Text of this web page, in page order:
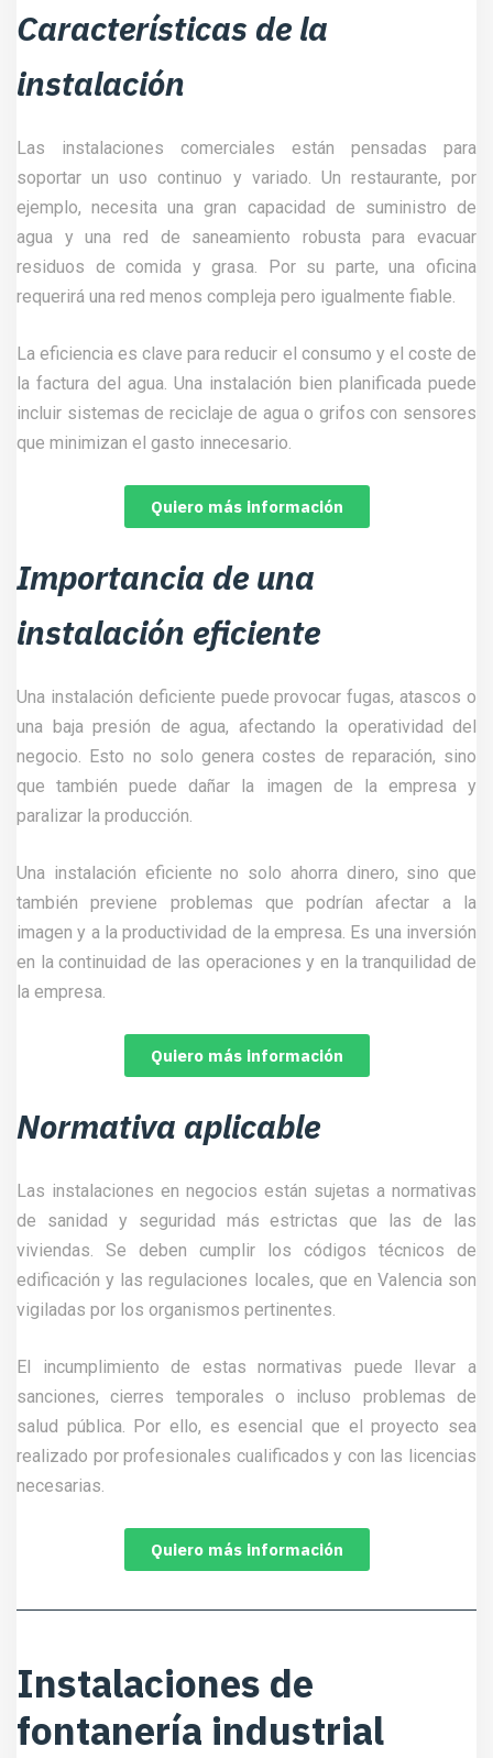
Características de la
instalación
Las instalaciones comerciales están pensadas para
soportar un uso continuo y variado. Un restaurante, por
ejemplo, necesita una gran capacidad de suministro de
agua y una red de saneamiento robusta para evacuar
residuos de comida y grasa. Por su parte, una oficina
requerirá una red menos compleja pero igualmente fiable.
La eficiencia es clave para reducir el consumo y el coste de
la factura del agua. Una instalación bien planificada puede
incluir sistemas de reciclaje de agua o grifos con sensores
que minimizan el gasto innecesario.
Quiero más información
Importancia de una
instalación eficiente
Una instalación deficiente puede provocar fugas, atascos o
una baja presión de agua, afectando la operatividad del
negocio. Esto no solo genera costes de reparación, sino
que también puede dañar la imagen de la empresa y
paralizar la producción.
Una instalación eficiente no solo ahorra dinero, sino que
también previene problemas que podrían afectar a la
imagen y a la productividad de la empresa. Es una inversión
en la continuidad de las operaciones y en la tranquilidad de
la empresa.
Quiero más información
Normativa aplicable
Las instalaciones en negocios están sujetas a normativas
de sanidad y seguridad más estrictas que las de las
viviendas. Se deben cumplir los códigos técnicos de
edificación y las regulaciones locales, que en Valencia son
vigiladas por los organismos pertinentes.
El incumplimiento de estas normativas puede llevar a
sanciones, cierres temporales o incluso problemas de
salud pública. Por ello, es esencial que el proyecto sea
realizado por profesionales cualificados y con las licencias
necesarias.
Quiero más información
Instalaciones de
fontanería industrial